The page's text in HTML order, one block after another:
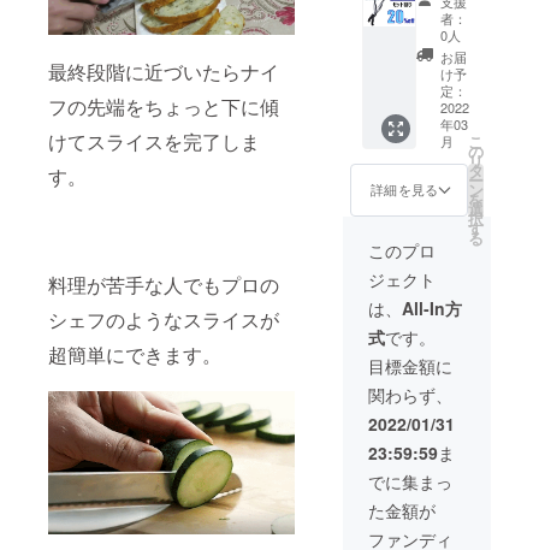
最終段階に近づいたらナイ
フの先端をちょっと下に傾
けてスライスを完了しま
す。
料理が苦手な人でもプロの
シェフのようなスライスが
超簡単にできます。
容】 ■
精密ス
ライス
ナイフ
×2個 ※
製造状
況によ
り出荷
が遅れ
る場
連絡致
しま
す。
F】100
名限定
割引
20％
コース
一般販
売予定
価格
19980
円 →
15984
円
（税・
送料
込） 発
送時
期：
2022年
3月予定
【内
容】 ■
精密ス
ライス
ナイフ
×2個 ※
製造状
況によ
り出荷
者：
0人
お届
け予
定：
2022
年03
月
詳細を見る
こ
の
リ
タ
ー
ン
を
選
択
す
る
このプロ
ジェクト
は、 All-In方
式です。
目標金額に
関わらず、
2022/01/31
23:59:59ま
でに集まっ
た金額が
ファンディ